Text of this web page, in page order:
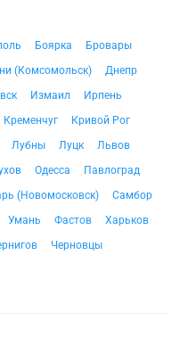
Боярка
Бровары
(Комсомольск)
Днепр
Измаил
Ирпень
Кременчуг
Кривой Рог
Лубны Луцк
Львов
Одесса
Павлоград
(Новомосковск)
Самбор
Умань Фастов
Харьков
Черновцы